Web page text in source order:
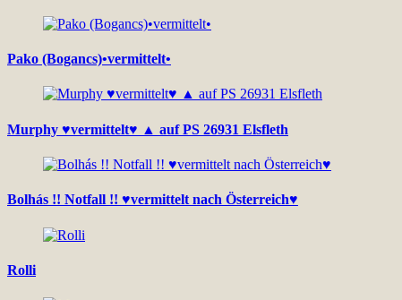
Pako (Bogancs)•vermittelt•
Murphy ♥vermittelt♥ ▲ auf PS 26931 Elsfleth
Bolhás !! Notfall !! ♥vermittelt nach Österreich♥
Rolli